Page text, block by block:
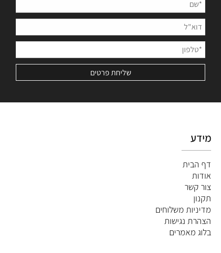
מידע
דף הבית
אודות
צור קשר
תקנון
מדיניות משלוחים
הצהרת נגישות
בלוג מאמרים